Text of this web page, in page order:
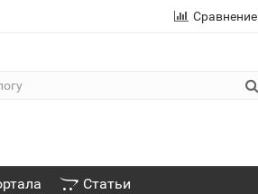
Сравнение
Статьи